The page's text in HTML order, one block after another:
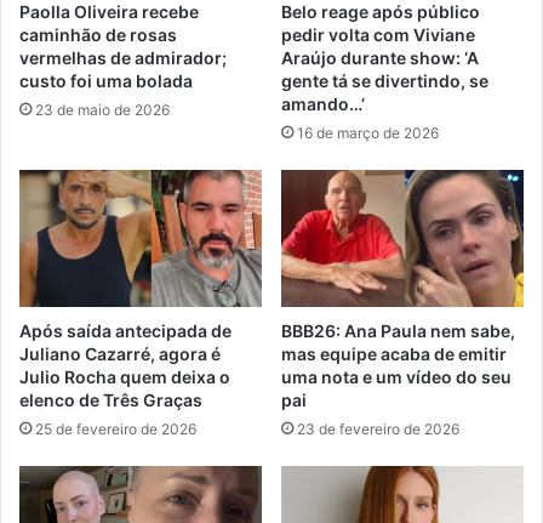
Paolla Oliveira recebe
caminhão de rosas
vermelhas de admirador;
custo foi uma bolada
23 de maio de 2026
Belo reage após público
pedir volta com Viviane
Araújo durante show: ‘A
gente tá se divertindo, se
amando…’
16 de março de 2026
Após saída antecipada de
Juliano Cazarré, agora é
Julio Rocha quem deixa o
elenco de Três Graças
25 de fevereiro de 2026
BBB26: Ana Paula nem sabe,
mas equipe acaba de emitir
uma nota e um vídeo do seu
pai
23 de fevereiro de 2026